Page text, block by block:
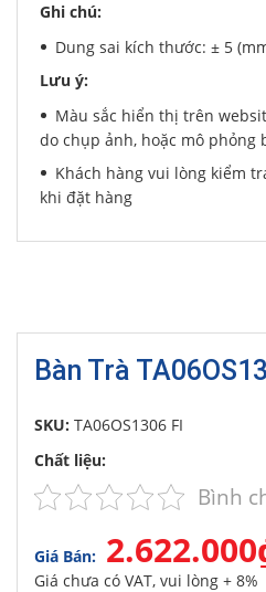
Ghi chú:
Dung sai kích thước: ± 5
Lưu ý:
Màu sắc hiển thị trên
do chụp ảnh, hoặc mô phỏng
Khách hàng vui lòng kiểm
khi đặt hàng
Bàn Trà
SKU: TA06OS1306 FI
Chất liệu:
Bình
Giá Bán:
Giá chưa có VAT, vui lòng + 8%